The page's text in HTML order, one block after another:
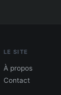
LE SITE
À propos
Contact